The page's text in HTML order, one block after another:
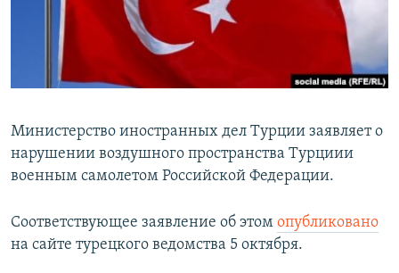
ПОБЕДИТЕЛЕЙ НЕ СУДЯТ?
КРЫМ.НЕПОКОРЕННЫЙ
ELIFBE
ПРИСОЕДИНЯЙТЕСЬ!
Все сайты RFE/RL
Министерство иностранных дел Турции заявляет о
нарушении воздушного пространства Турциии
военным самолетом Российской Федерации.
Соответствующее заявление об этом опубликовано
на сайте турецкого ведомства 5 октября.